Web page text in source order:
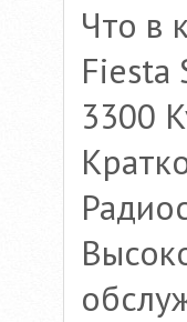
Что в
Fiesta
3300